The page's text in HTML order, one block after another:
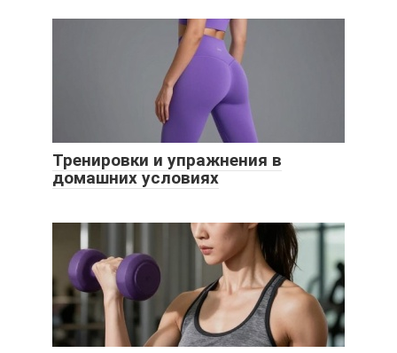
Тренировки и упражнения в
домашних условиях